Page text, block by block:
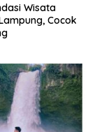
Wisata
Cocok